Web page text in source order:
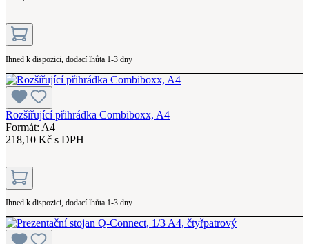
Ihned k dispozici, dodací lhůta 1-3 dny
Rozšiřující přihrádka Combiboxx, A4
Formát: A4
218,10 Kč s DPH
Ihned k dispozici, dodací lhůta 1-3 dny